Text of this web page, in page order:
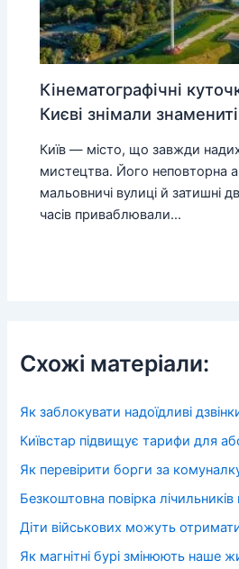
Кінематографічні
Києві знімали
Київ — місто, що завжди
мистецтва. Його неповторна
мальовничі вулиці й затишні
часів приваблювали…
Схожі матеріали:
Як заблокувати надоїдливі
Київстар підвищує тарифи для
Як перевірити борги за
Безкоштовна повірка лічильників
Діти військових можуть
Як магнітні бурі змінюють наше